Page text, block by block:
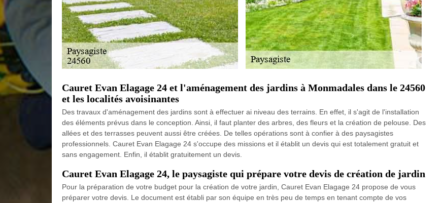
Cauret Evan Elagage 24 et l'aménagement des jardins à Monmadales dans le 24560
et les localités avoisinantes
Des travaux d'aménagement des jardins sont à effectuer ai niveau des terrains. En effet, il s'agit de l'installation
des éléments prévus dans le conception. Ainsi, il faut planter des arbres, des fleurs et la création de pelouse. Des
allées et des terrasses peuvent aussi être créées. De telles opérations sont à confier à des paysagistes
professionnels. Cauret Evan Elagage 24 s'occupe des missions et il établit un devis qui est totalement gratuit et
sans engagement. Enfin, il établit gratuitement un devis.
Cauret Evan Elagage 24, le paysagiste qui prépare votre devis de création de jardin
Pour la préparation de votre budget pour la création de votre jardin, Cauret Evan Elagage 24 propose de vous
préparer votre devis. Le document est établi par son équipe en très peu de temps en tenant compte de vos